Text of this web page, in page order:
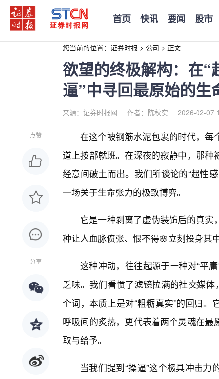
首页 快讯 要闻 股市
您当前的位置： 证券时报 > 公司 > 正文
欲望的终极解构：在
逼”中寻回最原始的生
来源：证券时报网 作者：陈秋实 2026-02-07
点赞
分享
在这个被钢筋水泥包裹的时代，每
道上按部就班。在深夜的寂静中，那
经意间破土而出。我们所谈论的“超性
一场关于生命张力的极致博弈。
它是一种剥离了虚伪装饰后的真
种让人血脉偾张、恨不得🌸立刻投身其
这种冲动，往往起源于一种对“平
乏味。我们看惯了滤镜拉满的社交媒
个词，本质上是对“粗粝真实”的回归
呼吸间的炙热，更代表着两个灵魂在
取与给予。
当我们提到“操逼”这个极具冲击